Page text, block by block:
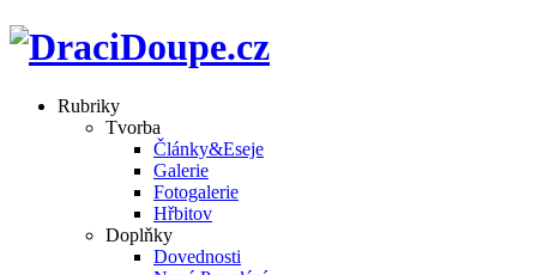
Rubriky
Tvorba
Články&Eseje
Galerie
Fotogalerie
Hřbitov
Doplňky
Dovednosti